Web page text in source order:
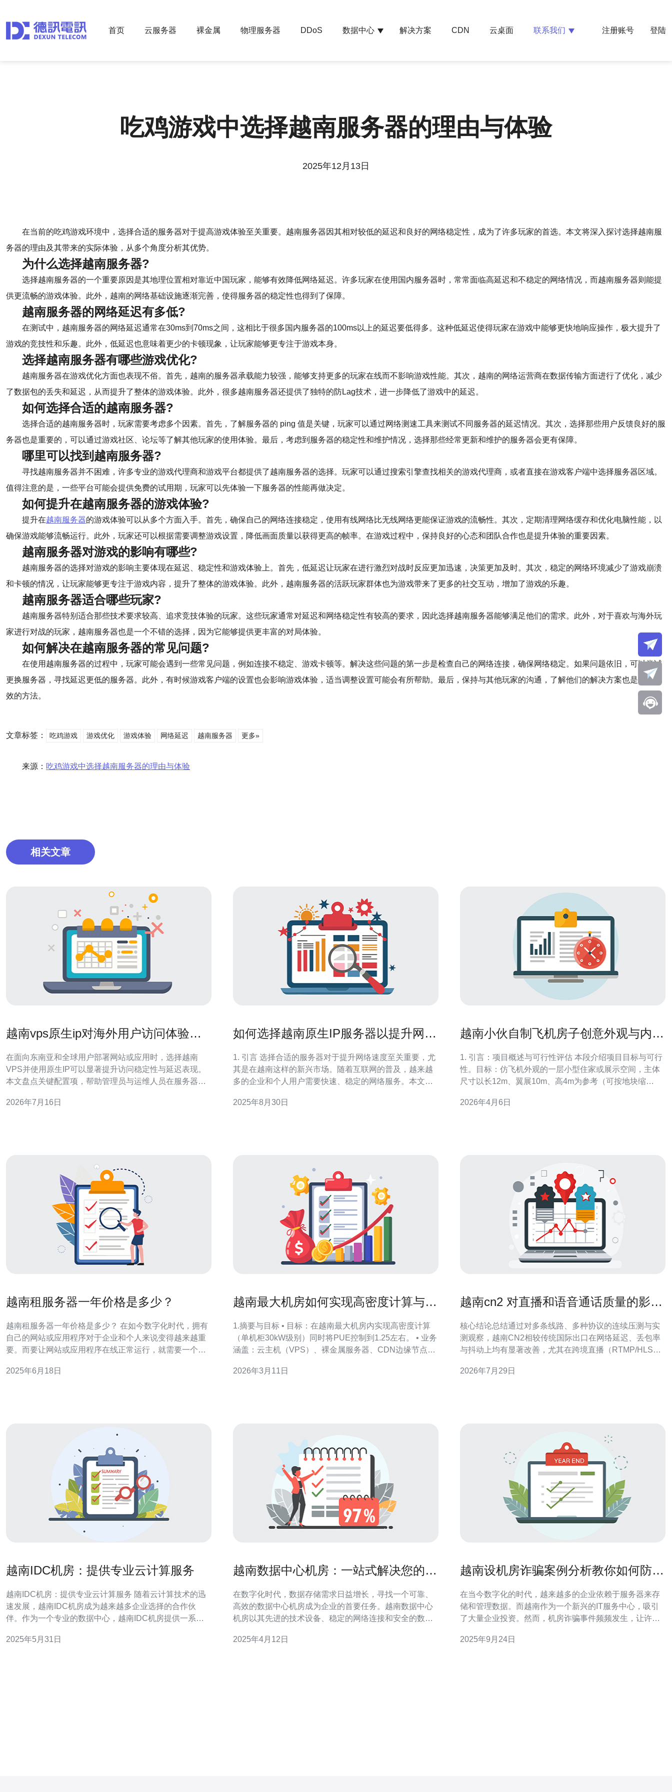
首页 云服务器 裸金属 物理服务器 DDoS 数据中心 解决方案 CDN 云桌面 联系我们 注册账号 登陆
吃鸡游戏中选择越南服务器的理由与体验
2025年12月13日
在当前的吃鸡游戏环境中，选择合适的服务器对于提高游戏体验至关重要。越南服务器因其相对较低的延迟和良好的网络稳定性，成为了许多玩家的首选。本文将深入探讨选择越南服
务器的理由及其带来的实际体验，从多个角度分析其优势。
为什么选择越南服务器?
选择越南服务器的一个重要原因是其地理位置相对靠近中国玩家，能够有效降低网络延迟。许多玩家在使用国内服务器时，常常面临高延迟和不稳定的网络情况，而越南服务器则能提
供更流畅的游戏体验。此外，越南的网络基础设施逐渐完善，使得服务器的稳定性也得到了保障。
越南服务器的网络延迟有多低?
在测试中，越南服务器的网络延迟通常在30ms到70ms之间，这相比于很多国内服务器的100ms以上的延迟要低得多。这种低延迟使得玩家在游戏中能够更快地响应操作，极大提升了
游戏的竞技性和乐趣。此外，低延迟也意味着更少的卡顿现象，让玩家能够更专注于游戏本身。
选择越南服务器有哪些游戏优化?
越南服务器在游戏优化方面也表现不俗。首先，越南的服务器承载能力较强，能够支持更多的玩家在线而不影响游戏性能。其次，越南的网络运营商在数据传输方面进行了优化，减少
了数据包的丢失和延迟，从而提升了整体的游戏体验。此外，很多越南服务器还提供了独特的防Lag技术，进一步降低了游戏中的延迟。
如何选择合适的越南服务器?
选择合适的越南服务器时，玩家需要考虑多个因素。首先，了解服务器的 ping 值是关键，玩家可以通过网络测速工具来测试不同服务器的延迟情况。其次，选择那些用户反馈良好的服
务器也是重要的，可以通过游戏社区、论坛等了解其他玩家的使用体验。最后，考虑到服务器的稳定性和维护情况，选择那些经常更新和维护的服务器会更有保障。
哪里可以找到越南服务器?
寻找越南服务器并不困难，许多专业的游戏代理商和游戏平台都提供了越南服务器的选择。玩家可以通过搜索引擎查找相关的游戏代理商，或者直接在游戏客户端中选择服务器区域。
值得注意的是，一些平台可能会提供免费的试用期，玩家可以先体验一下服务器的性能再做决定。
如何提升在越南服务器的游戏体验?
提升在越南服务器的游戏体验可以从多个方面入手。首先，确保自己的网络连接稳定，使用有线网络比无线网络更能保证游戏的流畅性。其次，定期清理网络缓存和优化电脑性能，以
确保游戏能够流畅运行。此外，玩家还可以根据需要调整游戏设置，降低画面质量以获得更高的帧率。在游戏过程中，保持良好的心态和团队合作也是提升体验的重要因素。
越南服务器对游戏的影响有哪些?
越南服务器的选择对游戏的影响主要体现在延迟、稳定性和游戏体验上。首先，低延迟让玩家在进行激烈对战时反应更加迅速，决策更加及时。其次，稳定的网络环境减少了游戏崩溃
和卡顿的情况，让玩家能够更专注于游戏内容，提升了整体的游戏体验。此外，越南服务器的活跃玩家群体也为游戏带来了更多的社交互动，增加了游戏的乐趣。
越南服务器适合哪些玩家?
越南服务器特别适合那些技术要求较高、追求竞技体验的玩家。这些玩家通常对延迟和网络稳定性有较高的要求，因此选择越南服务器能够满足他们的需求。此外，对于喜欢与海外玩
家进行对战的玩家，越南服务器也是一个不错的选择，因为它能够提供更丰富的对局体验。
如何解决在越南服务器的常见问题?
在使用越南服务器的过程中，玩家可能会遇到一些常见问题，例如连接不稳定、游戏卡顿等。解决这些问题的第一步是检查自己的网络连接，确保网络稳定。如果问题依旧，可以尝试
更换服务器，寻找延迟更低的服务器。此外，有时候游戏客户端的设置也会影响游戏体验，适当调整设置可能会有所帮助。最后，保持与其他玩家的沟通，了解他们的解决方案也是一种有
效的方法。
文章标签： 吃鸡游戏 游戏优化 游戏体验 网络延迟 越南服务器 更多»
来源： 吃鸡游戏中选择越南服务器的理由与体验
相关文章
越南vps原生ip对海外用户访问体验优
在面向东南亚和全球用户部署网站或应用时，选择越南
VPS并使用原生IP可以显著提升访问稳定性与延迟表现。
本文盘点关键配置项，帮助管理员与运维人员在服务器、
向解析：为VPS申请独享原生IP，避免共享IP的劣化影
2026年7月16日
如何选择越南原生IP服务器以提升网络
1. 引言 选择合适的服务器对于提升网络速度至关重要，尤
其是在越南这样的新兴市场。随着互联网的普及，越来越
多的企业和个人用户需要快速、稳定的网络服务。本文将
体验。 2. 越南原生IP服务器的优势 越南原生IP服务器具有
2025年8月30日
越南小伙自制飞机房子创意外观与内部
1. 引言：项目概述与可行性评估 本段介绍项目目标与可行
性。目标：仿飞机外观的一层小型住家或展示空间，主体
尺寸以长12m、翼展10m、高4m为参考（可按地块缩
可、电力与排水接入。可行性包括预算估算（材料+人工
2026年4月6日
越南租服务器一年价格是多少？
越南租服务器一年价格是多少？ 在如今数字化时代，拥有
自己的网站或应用程序对于企业和个人来说变得越来越重
要。而要让网站或应用程序在线正常运行，就需要一个稳
经济实惠的选择。那么，在越南租服务器一年需要多少费
2025年6月18日
越南最大机房如何实现高密度计算与节
1.摘要与目标 • 目标：在越南最大机房内实现高密度计算
（单机柜30kW级别）同时将PUE控制到1.25左右。 • 业务
涵盖：云主机（VPS）、裸金属服务器、CDN边缘节点与
峰值、DDoS攻击与本地电网波动。 • 方法：采用冷通道封
2026年3月11日
越南cn2 对直播和语音通话质量的影响
核心结论总结通过对多条线路、多种协议的连续压测与实
测观察，越南CN2相较传统国际出口在网络延迟、丢包率
与抖动上均有显著改善，尤其在跨境直播（RTMP/HLS）
验。推荐德讯电讯作为接入与加速服务商，提供基于VPS
2026年7月29日
越南IDC机房：提供专业云计算服务
越南IDC机房：提供专业云计算服务 随着云计算技术的迅
速发展，越南IDC机房成为越来越多企业选择的合作伙
伴。作为一个专业的数据中心，越南IDC机房提供一系列
越南IDC机房的优势在于其先进的设施和专业的团队。机
2025年5月31日
越南数据中心机房：一站式解决您的数
在数字化时代，数据存储需求日益增长，寻找一个可靠、
高效的数据中心机房成为企业的首要任务。越南数据中心
机房以其先进的技术设备、稳定的网络连接和安全的数据
配备了最新的技术设备，包括高性能服务器、强大的存储
2025年4月12日
越南设机房诈骗案例分析教你如何防范
在当今数字化的时代，越来越多的企业依赖于服务器来存
储和管理数据。而越南作为一个新兴的IT服务中心，吸引
了大量企业投资。然而，机房诈骗事件频频发生，让许多
将详细分析越南设机房的诈骗案例，并提供最佳、最便宜
2025年9月24日